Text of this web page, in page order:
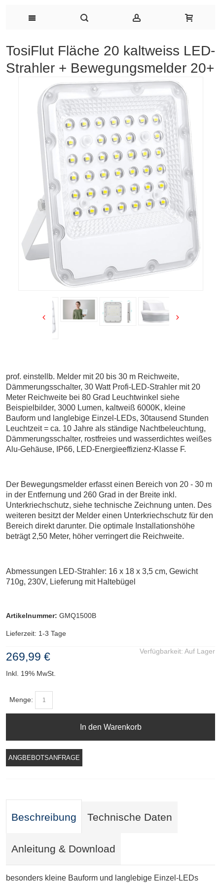
TosiFlut Fläche 20 kaltweiss LED-
Strahler + Bewegungsmelder 20+
prof. einstellb. Melder mit 20 bis 30 m Reichweite,
Dämmerungsschalter, 30 Watt Profi-LED-Strahler mit 20
Meter Reichweite bei 80 Grad Leuchtwinkel siehe
Beispielbilder, 3000 Lumen, kaltweiß 6000K, kleine
Bauform und langlebige Einzel-LEDs, 30tausend Stunden
Leuchtzeit = ca. 10 Jahre als ständige Nachtbeleuchtung,
Dämmerungsschalter, rostfreies und wasserdichtes weißes
Alu-Gehäuse, IP66, LED-Energieeffizienz-Klasse F.
Der Bewegungsmelder erfasst einen Bereich von 20 - 30 m
in der Entfernung und 260 Grad in der Breite inkl.
Unterkriechschutz, siehe technische Zeichnung unten. Des
weiteren besitzt der Melder einen Unterkriechschutz für den
Bereich direkt darunter. Die optimale Installationshöhe
beträgt 2,50 Meter, höher verringert die Reichweite.
Abmessungen LED-Strahler: 16 x 18 x 3,5 cm, Gewicht
710g, 230V, Lieferung mit Haltebügel
Artikelnummer: GMQ1500B
Lieferzeit: 1-3 Tage
Verfügbarkeit: Auf Lager
269,99 €
Inkl. 19% MwSt.
Menge:
In den Warenkorb
ANGBEBOTSANFRAGE
Beschreibung Technische Daten
Anleitung & Download
besonders kleine Bauform und langlebige Einzel-LEDs